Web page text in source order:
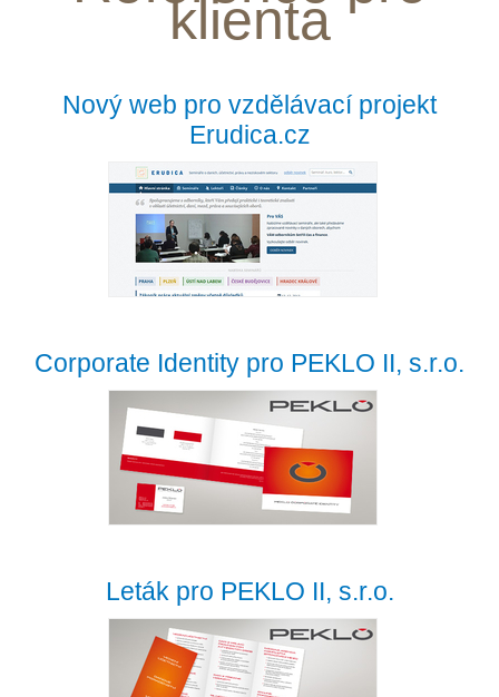
klienta
Nový web pro vzdělávací projekt
Erudica.cz
Corporate Identity pro PEKLO II, s.r.o.
Leták pro PEKLO II, s.r.o.